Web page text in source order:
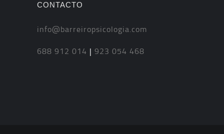
CONTACTO
info@barreiropsicologia.com
688 912 014 | 923 054 468